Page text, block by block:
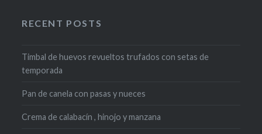
RECENT POSTS
Timbal de huevos revueltos trufados con setas de
temporada
Pan de canela con pasas y nueces
Crema de calabacín , hinojo y manzana